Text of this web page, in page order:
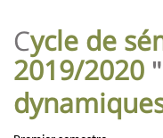
Cycle de
2019/2020 "